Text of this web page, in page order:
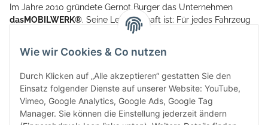
Im Jahre 2010 gründete Gernot Burger das Unternehmen
dasMOBILWERK®. Seine Leidenschaft ist: Für jedes Fahrzeug
ein Car Cover anzubieten - passgenau und individuell.
Aufgrund der vielen positiven Kundenrückmeldungen kamen
weitere Produkte, wie Reifenschuhe, Hardtopständer hinzu.
Seine Reifenschoner werden in Deutschland produziert und
sind mit hochwertigen Techniken und Materialien gefertigt.
dasMOBILWERK® ist seit der Gründung ein
Familienunternehmen, welches sich seit 2010 auf
Wie wir Cookies & Co nutzen
Durch Klicken auf „Alle akzeptieren“ gestatten Sie den
Einsatz folgender Dienste auf unserer Website: YouTube,
Vimeo, Google Analytics, Google Ads, Google Tag
Manager. Sie können die Einstellung jederzeit ändern